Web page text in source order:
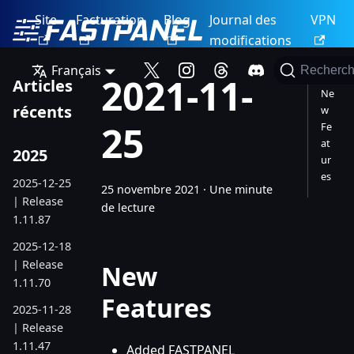
Site Facturation Blog
Journal des
modifications
VPN
Français
Articles
récents
2025
2025-12-25
| Release
1.11.87
2025-12-18
| Release
1.11.70
2025-11-28
| Release
1.11.47
2021-11-
25
25 novembre 2021 · Une minute
de lecture
New
Features
Added FASTPANEL
Ne
w
Fe
at
ur
es